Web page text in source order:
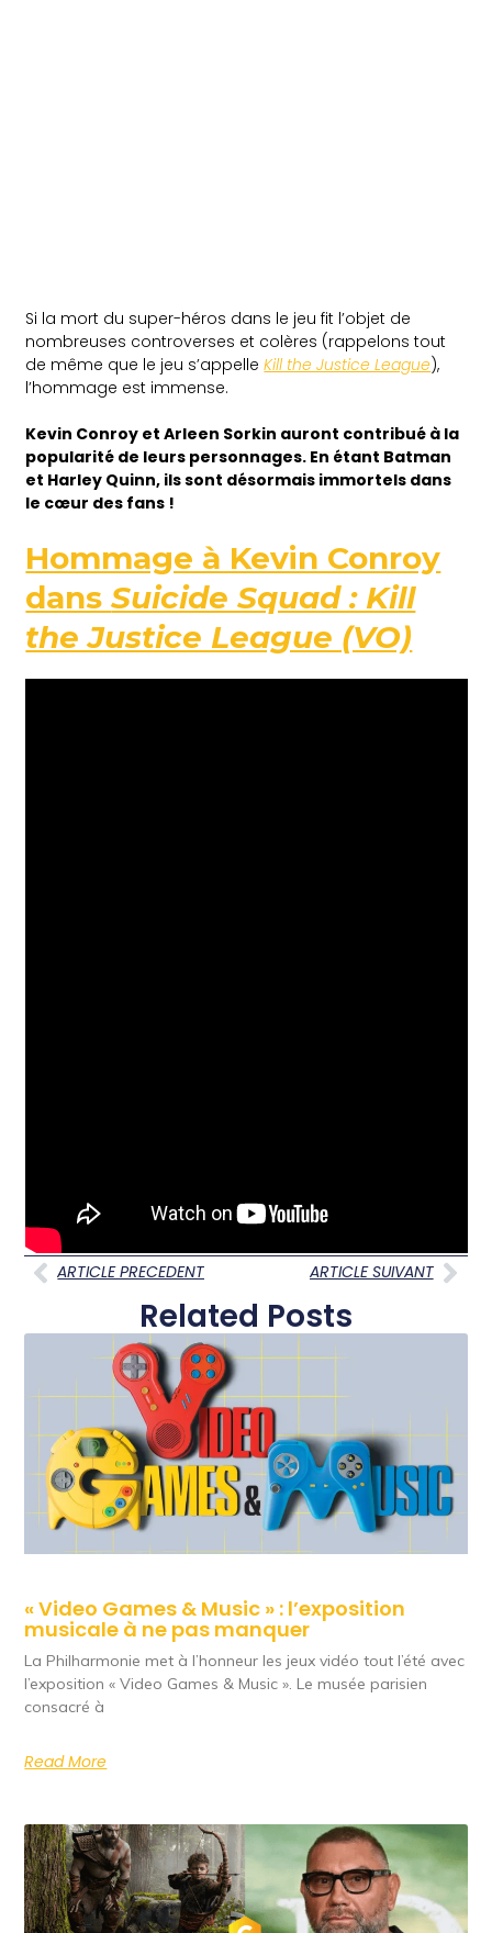
Si la mort du super-héros dans le jeu fit l’objet de
nombreuses controverses et colères (rappelons tout
de même que le jeu s’appelleKill the Justice League),
l’hommage est immense.
Kevin Conroy et Arleen Sorkin auront contribué à la
popularité de leurs personnages. En étant Batman
et Harley Quinn, ils sont désormais immortels dans
le cœur des fans !
Hommage à Kevin Conroy
dansSuicide Squad : Kill
the Justice League (VO)
ARTICLE PRECEDENT ARTICLE SUIVANT
Related Posts
« Video Games & Music » : l’exposition
musicale à ne pas manquer
La Philharmonie met à l’honneur les jeux vidéo tout l’été avec
l’exposition « Video Games & Music ». Le musée parisien
consacré à
Read More